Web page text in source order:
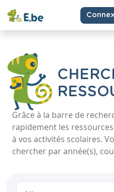
Grâce à la barre de
rapidement les
à vos activités scolaires.
chercher par année(s),